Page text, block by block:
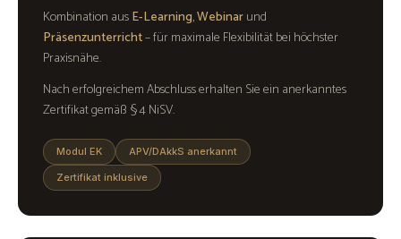
Kombination ausE-Learning,Webinarund
Präsenzunterricht– für maximale Flexibilität bei höchster
Praxisnähe.
Nach erfolgreichem Abschluss erhalten Sie ein anerkanntes
Zertifikat gemäß § 4 NiSV.
Modul EK APV/DAkkS anerkannt
Zertifikat inklusive